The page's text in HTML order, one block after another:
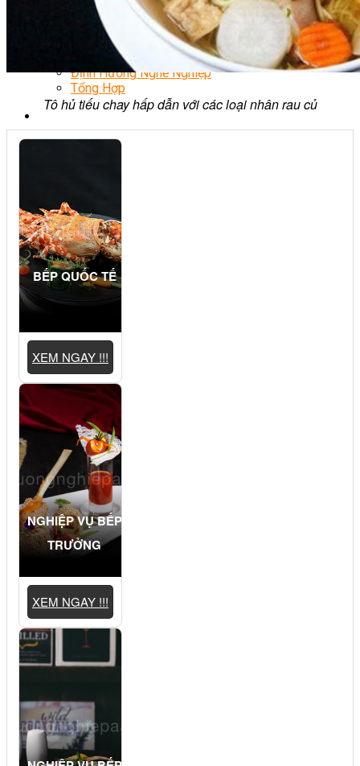
Chè Bưởi
Món Ngon Mỗi Ngày
Ẩm Thực Việt Nam
Định Hướng Nghề Nghiệp
Tổng Hợp
Tô hủ tiếu chay hấp dẫn với các loại nhân rau củ
BẾP QUỐC TẾ
XEM NGAY !!!
NGHIỆP VỤ BẾP
TRƯỞNG
XEM NGAY !!!